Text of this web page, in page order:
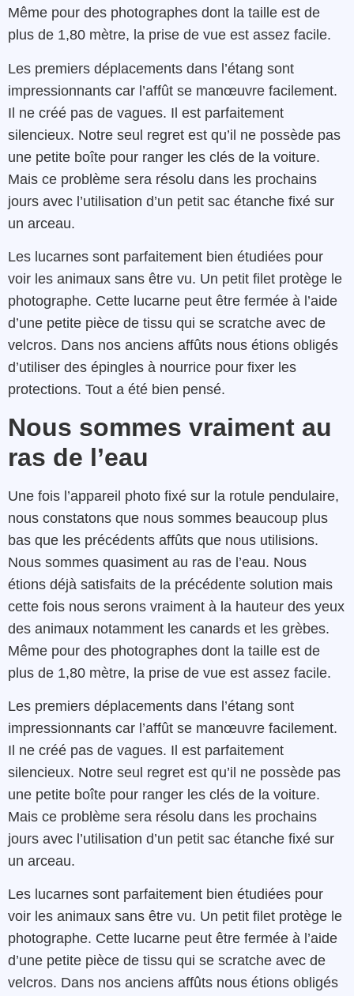
Même pour des photographes dont la taille est de
plus de 1,80 mètre, la prise de vue est assez facile.
Les premiers déplacements dans l’étang sont
impressionnants car l’affût se manœuvre facilement.
Il ne créé pas de vagues. Il est parfaitement
silencieux. Notre seul regret est qu’il ne possède pas
une petite boîte pour ranger les clés de la voiture.
Mais ce problème sera résolu dans les prochains
jours avec l’utilisation d’un petit sac étanche fixé sur
un arceau.
Les lucarnes sont parfaitement bien étudiées pour
voir les animaux sans être vu. Un petit filet protège le
photographe. Cette lucarne peut être fermée à l’aide
d’une petite pièce de tissu qui se scratche avec de
velcros. Dans nos anciens affûts nous étions obligés
d’utiliser des épingles à nourrice pour fixer les
protections. Tout a été bien pensé.
Nous sommes vraiment au
ras de l’eau
Une fois l’appareil photo fixé sur la rotule pendulaire,
nous constatons que nous sommes beaucoup plus
bas que les précédents affûts que nous utilisions.
Nous sommes quasiment au ras de l’eau. Nous
étions déjà satisfaits de la précédente solution mais
cette fois nous serons vraiment à la hauteur des yeux
des animaux notamment les canards et les grèbes.
Même pour des photographes dont la taille est de
plus de 1,80 mètre, la prise de vue est assez facile.
Les premiers déplacements dans l’étang sont
impressionnants car l’affût se manœuvre facilement.
Il ne créé pas de vagues. Il est parfaitement
silencieux. Notre seul regret est qu’il ne possède pas
une petite boîte pour ranger les clés de la voiture.
Mais ce problème sera résolu dans les prochains
jours avec l’utilisation d’un petit sac étanche fixé sur
un arceau.
Les lucarnes sont parfaitement bien étudiées pour
voir les animaux sans être vu. Un petit filet protège le
photographe. Cette lucarne peut être fermée à l’aide
d’une petite pièce de tissu qui se scratche avec de
velcros. Dans nos anciens affûts nous étions obligés